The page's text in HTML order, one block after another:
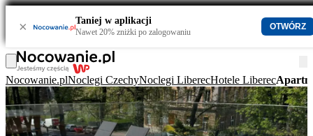
× Taniej w aplikacji
Nawet 20% zniżki po zalogowaniu
OTWÓRZ
Nocowanie.plNoclegi CzechyNoclegi LiberecHotele Liberec